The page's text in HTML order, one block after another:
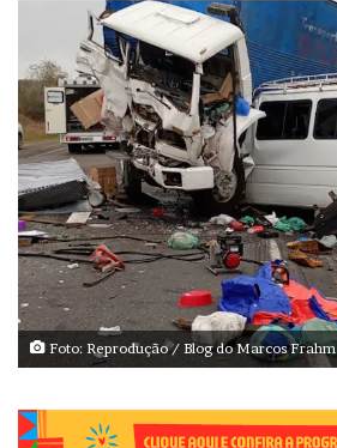
Foto: Reprodução / Blog do Marcos Frahm